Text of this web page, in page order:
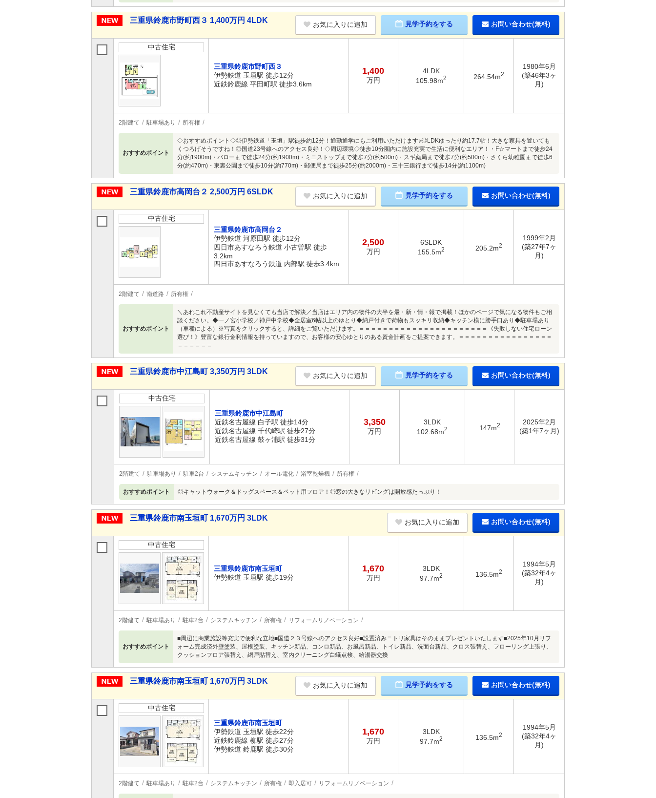
三重県鈴鹿市野町西３ 1,400万円 4LDK お気に入りに追加 見学予約をする お問い合わせ(無料)
中古住宅
三重県鈴鹿市野町西３
伊勢鉄道 玉垣駅 徒歩12分
近鉄鈴鹿線 平田町駅 徒歩3.6km
1,400
万円
4LDK
105.98m2 264.54m2
1980年6月
(築46年3ヶ
月)
2階建て 駐車場あり 所有権
おすすめポイント
◇おすすめポイント◇◎伊勢鉄道「玉垣」駅徒歩約12分！通勤通学にもご利用いただけます♪◎LDKゆったり約17.7帖！大きな家具を置いても
くつろげそうですね！◎国道23号線へのアクセス良好！◇周辺環境◇徒歩10分圏内に施設充実で生活に便利なエリア！・F☆マートまで徒歩24
分(約1900m)・バローまで徒歩24分(約1900m)・ミニストップまで徒歩7分(約500m)・スギ薬局まで徒歩7分(約500m)・さくら幼稚園まで徒歩6
分(約470m)・東裏公園まで徒歩10分(約770m)・郵便局まで徒歩25分(約2000m)・三十三銀行まで徒歩14分(約1100m)
三重県鈴鹿市高岡台２ 2,500万円 6SLDK お気に入りに追加 見学予約をする お問い合わせ(無料)
中古住宅
三重県鈴鹿市高岡台２
伊勢鉄道 河原田駅 徒歩12分
四日市あすなろう鉄道 小古曽駅 徒歩
3.2km
四日市あすなろう鉄道 内部駅 徒歩3.4km
2,500
万円
6SLDK
155.5m2 205.2m2
1999年2月
(築27年7ヶ
月)
2階建て 南道路 所有権
おすすめポイント
＼あれこれ不動産サイトを見なくても当店で解決／当店はエリア内の物件の大半を最・新・情・報で掲載！ほかのページで気になる物件もご相
談ください。◆一ノ宮小学校／神戸中学校◆全居室6帖以上のゆとり◆納戸付きで荷物もスッキリ収納◆キッチン横に勝手口あり◆駐車場あり
（車種による）※写真をクリックすると、詳細をご覧いただけます。＝＝＝＝＝＝＝＝＝＝＝＝＝＝＝＝＝＝＝＝＝＝《失敗しない住宅ローン
選び！》豊富な銀行金利情報を持っていますので、お客様の安心ゆとりのある資金計画をご提案できます。＝＝＝＝＝＝＝＝＝＝＝＝＝＝＝＝
＝＝＝＝＝＝
三重県鈴鹿市中江島町 3,350万円 3LDK お気に入りに追加 見学予約をする お問い合わせ(無料)
中古住宅
三重県鈴鹿市中江島町
近鉄名古屋線 白子駅 徒歩14分
近鉄名古屋線 千代崎駅 徒歩27分
近鉄名古屋線 鼓ヶ浦駅 徒歩31分
3,350
万円
3LDK
102.68m2 147m2
2025年2月
(築1年7ヶ月)
2階建て 駐車場あり 駐車2台 システムキッチン オール電化 浴室乾燥機 所有権
おすすめポイント ◎キャットウォーク＆ドッグスペース＆ペット用フロア！◎窓の大きなリビングは開放感たっぷり！
三重県鈴鹿市南玉垣町 1,670万円 3LDK お気に入りに追加 お問い合わせ(無料)
中古住宅
三重県鈴鹿市南玉垣町
伊勢鉄道 玉垣駅 徒歩19分
1,670
万円
3LDK
97.7m2 136.5m2
1994年5月
(築32年4ヶ
月)
2階建て 駐車場あり 駐車2台 システムキッチン 所有権 リフォームリノベーション
おすすめポイント
■周辺に商業施設等充実で便利な立地■国道２３号線へのアクセス良好■設置済みニトリ家具はそのままプレゼントいたします■2025年10月リフ
ォーム完成済外壁塗装、屋根塗装、キッチン新品、コンロ新品、お風呂新品、トイレ新品、洗面台新品、クロス張替え、フローリング上張り、
クッションフロア張替え、網戸貼替え、室内クリーニング白蟻点検、給湯器交換
三重県鈴鹿市南玉垣町 1,670万円 3LDK お気に入りに追加 見学予約をする お問い合わせ(無料)
中古住宅
三重県鈴鹿市南玉垣町
伊勢鉄道 玉垣駅 徒歩22分
近鉄鈴鹿線 柳駅 徒歩27分
伊勢鉄道 鈴鹿駅 徒歩30分
1,670
万円
3LDK
97.7m2 136.5m2
1994年5月
(築32年4ヶ
月)
2階建て 駐車場あり 駐車2台 システムキッチン 所有権 即入居可 リフォームリノベーション